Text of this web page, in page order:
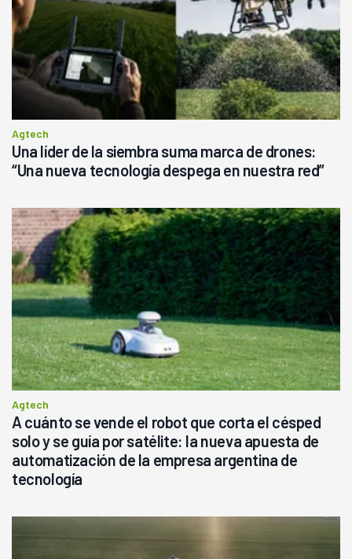
Agtech
Una líder de la siembra suma marca de drones:
“Una nueva tecnología despega en nuestra red”
Agtech
A cuánto se vende el robot que corta el césped
solo y se guía por satélite: la nueva apuesta de
automatización de la empresa argentina de
tecnología